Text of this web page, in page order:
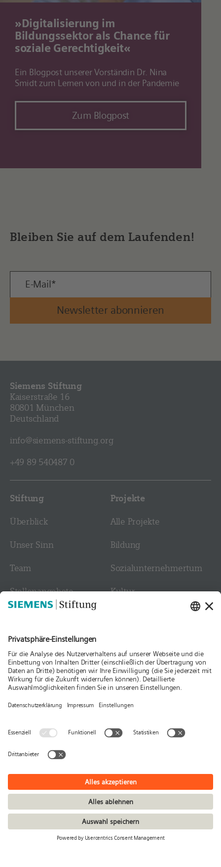
»Digitalisierung im
Bildungssektor als Chance für
soziale Gerechtigkeit«
Ein Blogpost unserer Vorständin Dr. Nina
Smidt zum Lernen von und in der Pandemie
Zum Blogpost
Bleiben Sie auf dem Laufenden!
Newsletter abonnieren
Siemens Stiftung
Kaiserstraße 16
80801 München
Deutschland
info@siemens-stiftung.org
+49 89 540487 0
Stiftung
Überblick
Unser Sinn
Team
Stellen­angebote
Projekte
Alle Projekte
Bildung
Sozial­­unternehmer­tum
Kultur
Medien
Aktuelles
Folgen Sie uns
© Siemens Stiftung 2026
Datenschutz
Nutzungsbedingungen